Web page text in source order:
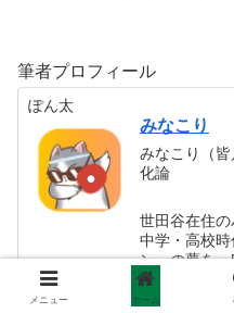
筆者プロフィール
ぽん太
みなこり
みなこり（
化論
世田谷在住の
中学・高校
ン」の夢を
「過去の悔
マに、卓球
メニュー ホーム